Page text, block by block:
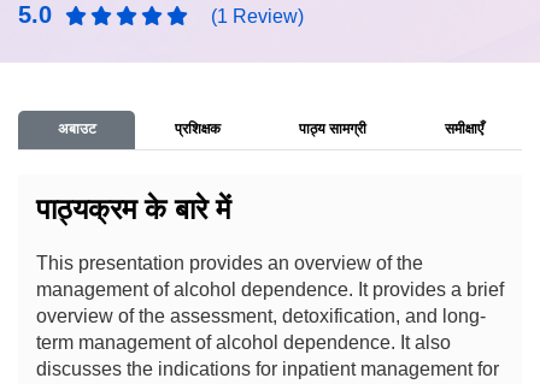
5.0 (1 Review)
अबाउट प्रशिक्षक पाठ्य सामग्री समीक्षाएँ
पाठ्यक्रम के बारे में
This presentation provides an overview of the
management of alcohol dependence. It provides a brief
overview of the assessment, detoxification, and long-
term management of alcohol dependence. It also
discusses the indications for inpatient management for